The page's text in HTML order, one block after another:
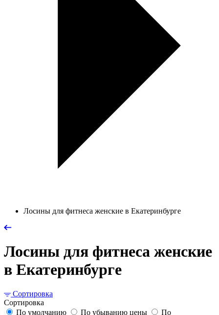
Лосины для фитнеса женские в Екатеринбурге
Лосины для фитнеса женские
в Екатеринбурге
Сортировка
Сортировка
По умолчанию
По убыванию цены По